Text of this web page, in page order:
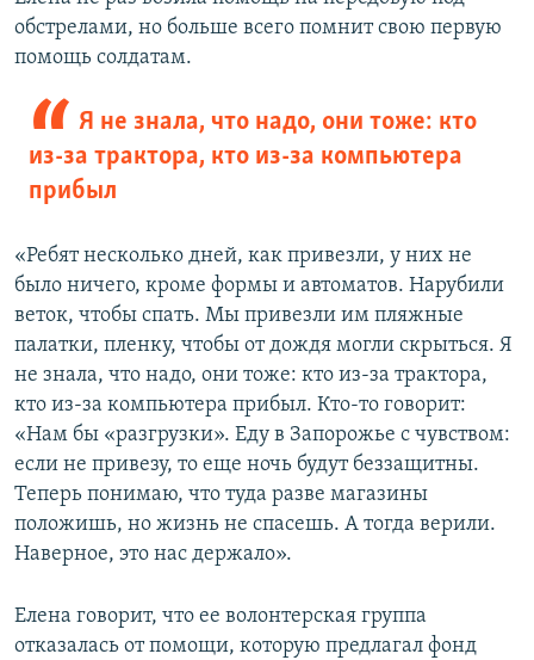
обстрелами, но больше всего помнит свою первую
помощь солдатам.
Я не знала, что надо, они тоже: кто
из-за трактора, кто из-за компьютера
прибыл
«Ребят несколько дней, как привезли, у них не
было ничего, кроме формы и автоматов. Нарубили
веток, чтобы спать. Мы привезли им пляжные
палатки, пленку, чтобы от дождя могли скрыться. Я
не знала, что надо, они тоже: кто из-за трактора,
кто из-за компьютера прибыл. Кто-то говорит:
«Нам бы «разгрузки». Еду в Запорожье с чувством:
если не привезу, то еще ночь будут беззащитны.
Теперь понимаю, что туда разве магазины
положишь, но жизнь не спасешь. А тогда верили.
Наверное, это нас держало».
​Елена говорит, что ее волонтерская группа
отказалась от помощи, которую предлагал фонд